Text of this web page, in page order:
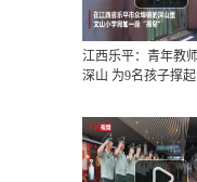
江西乐平：青年教
深山 为9名孩子撑起